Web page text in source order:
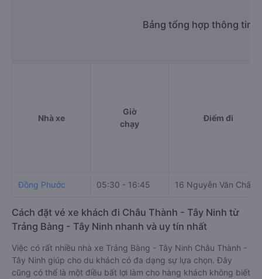
Bảng tổng hợp thông tin
Nhà xe
Giờ
chạy
Điểm đi
Đồng Phước 05:30 - 16:45 16 Nguyễn Văn Chấu
Cách đặt vé xe khách đi Châu Thành - Tây Ninh từ
Trảng Bàng - Tây Ninh nhanh và uy tín nhất
Việc có rất nhiều nhà xe Trảng Bàng - Tây Ninh Châu Thành -
Tây Ninh giúp cho du khách có đa dạng sự lựa chọn. Đây
cũng có thể là một điều bất lợi làm cho hàng khách không biết